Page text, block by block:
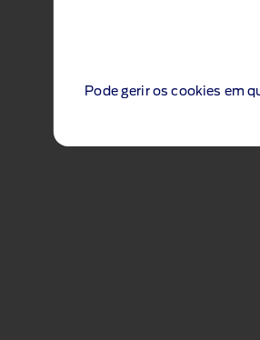
Pode gerir os cookies em